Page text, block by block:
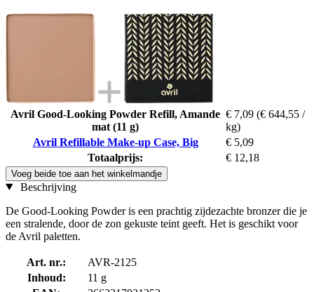
Avril Good-Looking Powder Refill, Amande
mat (11 g)
€ 7,09 (€ 644,55 /
kg)
Avril Refillable Make-up Case, Big
€ 5,09
Totaalprijs:
€ 12,18
Voeg beide toe aan het winkelmandje
Beschrijving
De Good-Looking Powder is een prachtig zijdezachte bronzer die je
een stralende, door de zon gekuste teint geeft. Het is geschikt voor
de Avril paletten.
Art. nr.:
AVR-2125
Inhoud:
11 g